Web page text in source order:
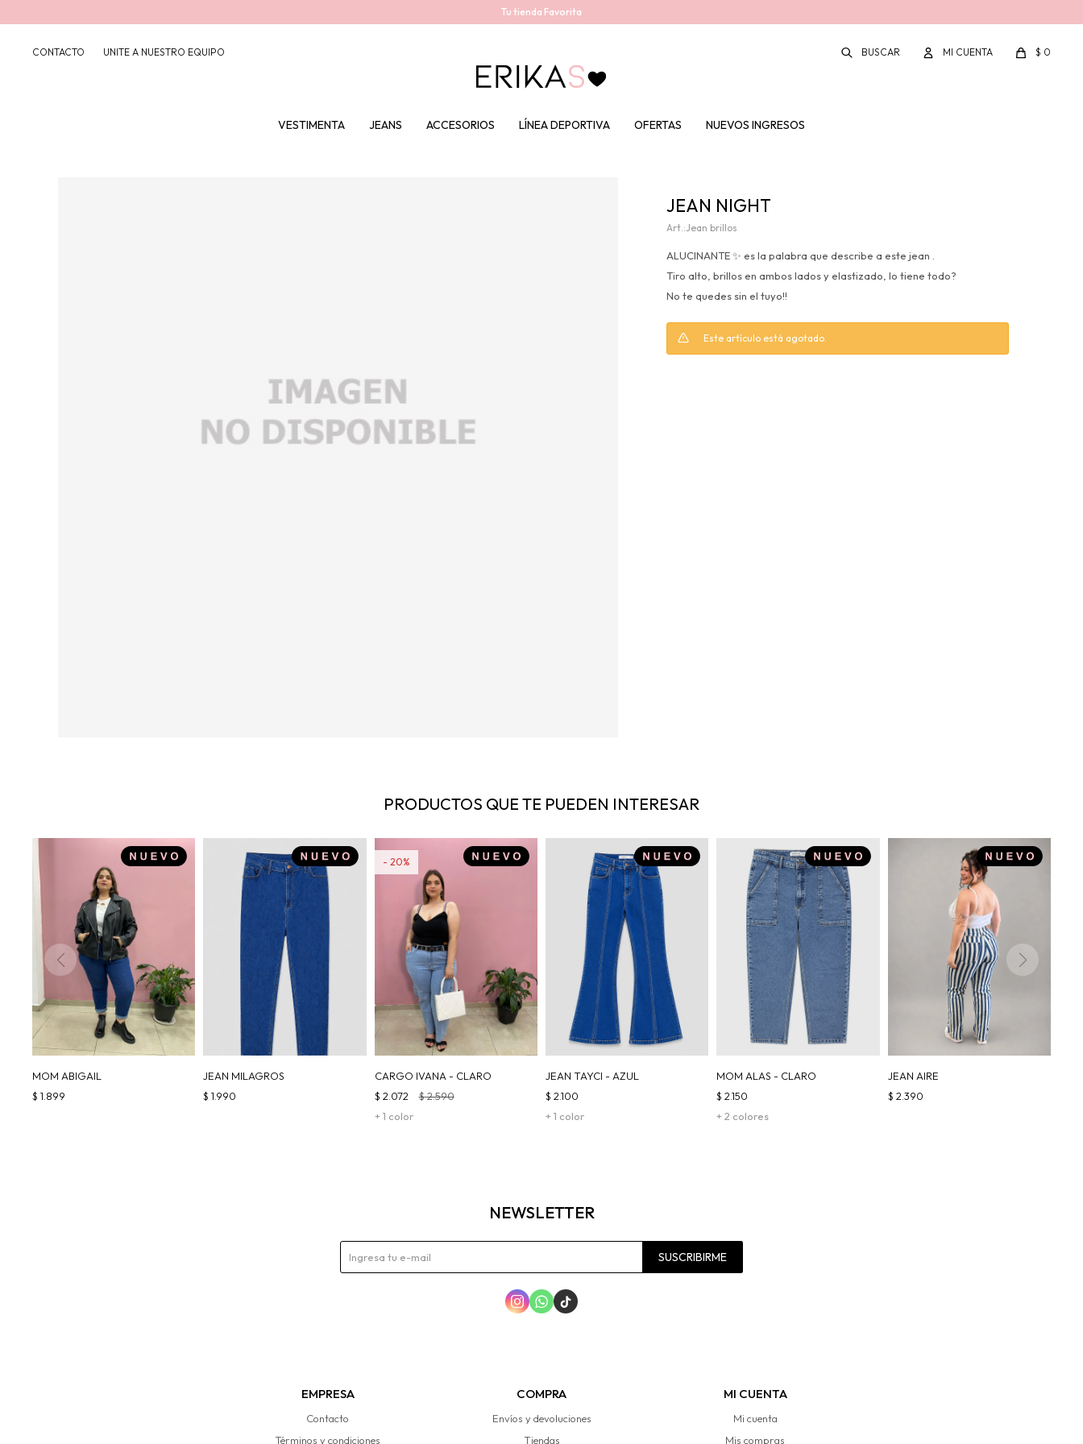
Tu tienda Favorita
VESTIMENTA JEANS ACCESORIOS LÍNEA DEPORTIVA OFERTAS NUEVOS INGRESOS
$ 0
CONTACTO UNITE A NUESTRO EQUIPO
JEAN NIGHT
Jean brillos
ALUCINANTE ✨ es la palabra que describe a este jean .
Tiro alto, brillos en ambos lados y elastizado, lo tiene todo?
No te quedes sin el tuyo!!
Este artículo está agotado.
PRODUCTOS QUE TE PUEDEN INTERESAR
MOM ABIGAIL
$ 1.899
JEAN MILAGROS
$ 1.990
CARGO IVANA - CLARO
+ 1 color
$ 2.072 $2.590
20
JEAN TAYCI - AZUL
+ 1 color
$ 2.100
MOM ALAS - CLARO
+ 2 colores
$ 2.150
JEAN AIRE
$ 2.390
EMPRESA
Contacto
Términos y condiciones
COMPRA
Envíos y devoluciones
Tiendas
MI CUENTA
Mi cuenta
Mis compras
NEWSLETTER
SUSCRIBIRME
  